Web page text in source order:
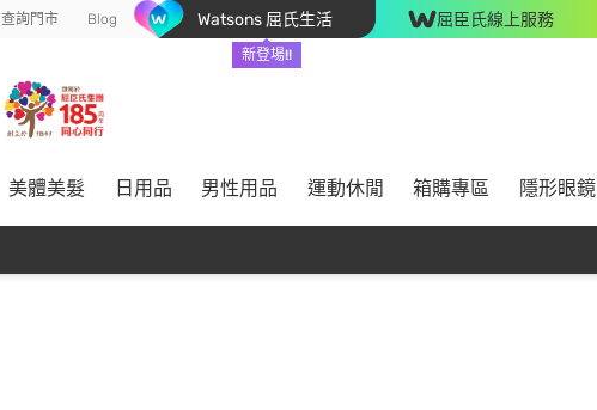
查詢門市 Blog Watsons 屈氏生活
新登場!!
屈臣氏線上服務
美體美髮 日用品 男性用品 運動休閒 箱購專區 隱形眼鏡